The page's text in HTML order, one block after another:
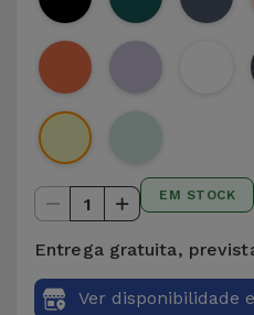
1 EM STOCK
Entrega gratuita,
Ver disponibilidade